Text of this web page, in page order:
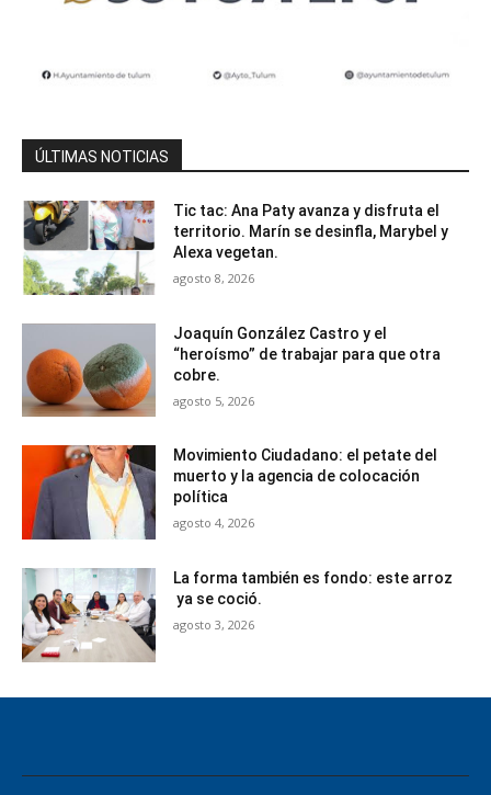
ÚLTIMAS NOTICIAS
Tic tac: Ana Paty avanza y disfruta el
territorio. Marín se desinfla, Marybel y
Alexa vegetan.
agosto 8, 2026
Joaquín González Castro y el
“heroísmo” de trabajar para que otra
cobre.
agosto 5, 2026
Movimiento Ciudadano: el petate del
muerto y la agencia de colocación
política
agosto 4, 2026
La forma también es fondo: este arroz
ya se coció.
agosto 3, 2026